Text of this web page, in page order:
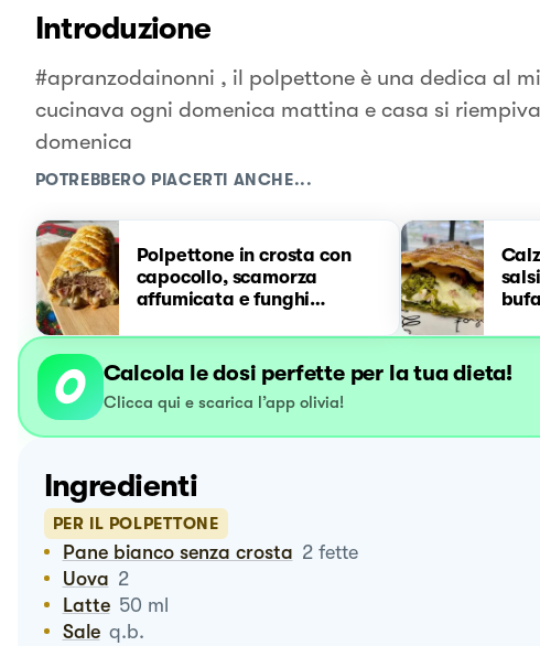
Introduzione
#apranzodainonni , il polpettone è una dedica al
cucinava ogni domenica mattina e casa si
domenica
POTREBBERO PIACERTI ANCHE...
Polpettone in crosta con
capocollo, scamorza
affumicata e funghi
Calcola le dosi perfette per la tua dieta!
Clicca qui e scarica l’app olivia!
Ingredienti
PER IL POLPETTONE
Pane bianco senza crosta 2 fette
Uova 2
Latte 50 ml
Sale q.b.